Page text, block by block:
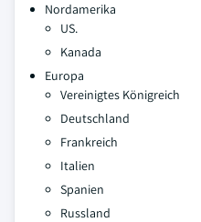
Nordamerika
US.
Kanada
Europa
Vereinigtes Königreich
Deutschland
Frankreich
Italien
Spanien
Russland